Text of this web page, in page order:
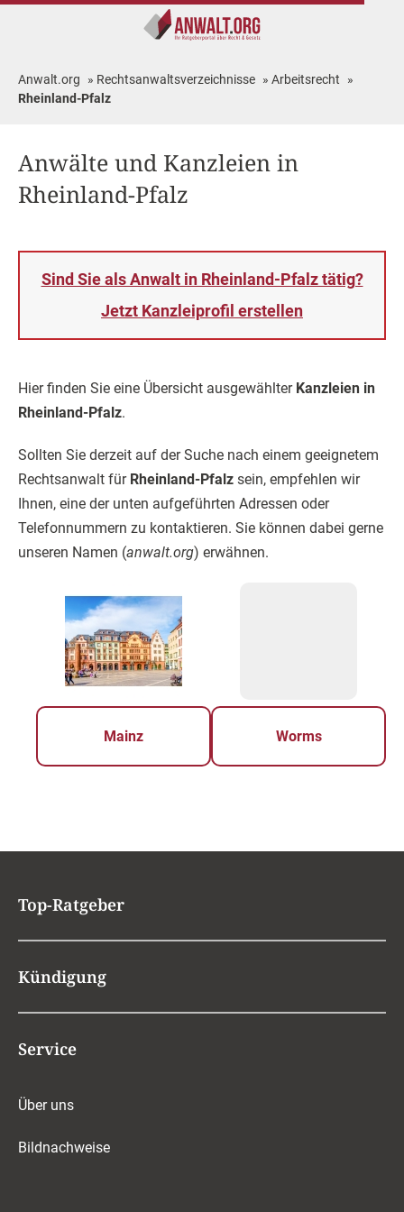
Anwälte und Kanzleien in
Rheinland-Pfalz
Anwalt.org » Rechtsanwaltsverzeichnisse » Arbeitsrecht
»
Rheinland-Pfalz
Sind Sie als Anwalt in Rheinland-Pfalz tätig?
Jetzt Kanzleiprofil erstellen
Hier finden Sie eine Übersicht ausgewählter Kanzleien in
Rheinland-Pfalz.
Sollten Sie derzeit auf der Suche nach einem geeignetem
Rechtsanwalt für Rheinland-Pfalz sein, empfehlen wir
Ihnen, eine der unten aufgeführten Adressen oder
Telefonnummern zu kontaktieren. Sie können dabei gerne
unseren Namen (anwalt.org) erwähnen.
Mainz Worms
Top-Ratgeber
Kündigung
Service
Über uns
Bildnachweise